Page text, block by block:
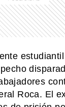
Roca. El